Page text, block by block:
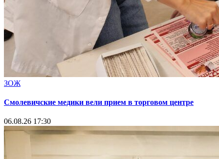
ЗОЖ
Смолевичские медики вели прием в торговом центре
06.08.26 17:30